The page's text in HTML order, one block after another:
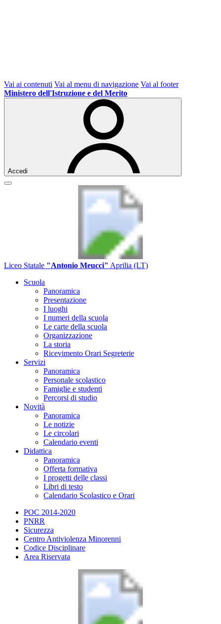
Vai ai contenuti Vai al menu di navigazione Vai al footer
Ministero dell'Istruzione e del Merito
Accedi
Liceo Statale "Antonio Meucci" Aprilia (LT)
Scuola
Panoramica
Presentazione
I luoghi
I numeri della scuola
Le carte della scuola
Organizzazione
La storia
Ricevimento Orari Segreterie
Servizi
Panoramica
Personale scolastico
Famiglie e studenti
Percorsi di studio
Novità
Panoramica
Le notizie
Le circolari
Calendario eventi
Didattica
Panoramica
Offerta formativa
I progetti delle classi
Libri di testo
Calendario Scolastico e Orari
POC 2014-2020
PNRR
Sicurezza
Centro Antiviolenza Minorenni
Codice Disciplinare
Area Riservata